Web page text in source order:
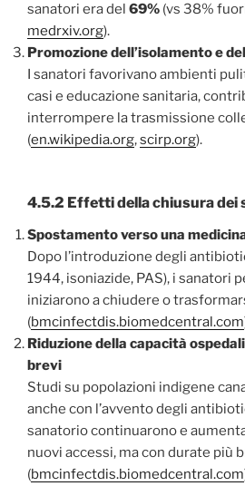
sanatori era del 69% (vs 38%
medrxiv.org).
Promozione dell’isolamento e
I sanatori favorivano ambienti
casi e educazione sanitaria,
interrompere la trasmissione
(en.wikipedia.org,scirp.org).
4.5.2 Effetti della chiusura dei
Spostamento verso una
Dopo l’introduzione degli
1944, isoniazide, PAS), i sanatori
iniziarono a chiudere o
(bmcinfectdis.biomedcentral.com
Riduzione della capacità
brevi
Studi su popolazioni indigene
anche con l’avvento degli
sanatorio continuarono e
nuovi accessi, ma con durate più
(bmcinfectdis.biomedcentral.com